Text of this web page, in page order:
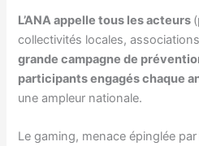
L’ANA appelle tous les acteurs
collectivités locales,
grande campagne de
participants engagés chaque
une ampleur nationale.
Le gaming, menace épinglée par